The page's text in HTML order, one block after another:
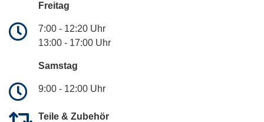
Freitag
7:00 - 12:20 Uhr
13:00 - 17:00 Uhr
Samstag
9:00 - 12:00 Uhr
Teile & Zubehör